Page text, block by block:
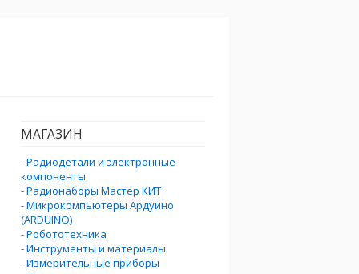
МАГАЗИН
-Радиодетали и электронные
компоненты
-Радионаборы Мастер КИТ
-Микрокомпьютеры Ардуино
(ARDUINO)
-Робототехника
-Инструменты и материалы
-Измерительные приборы